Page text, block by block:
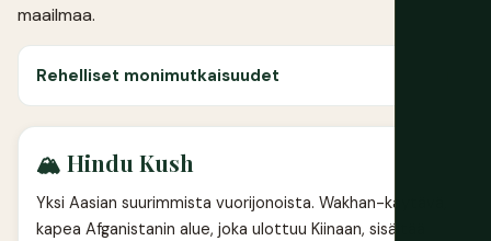
maailmaa.
Rehelliset monimutkaisuudet
🏔️ Hindu Kush
Yksi Aasian suurimmista vuorijonoista. Wakhan-käytävä,
kapea Afganistanin alue, joka ulottuu Kiinaan, sisältää